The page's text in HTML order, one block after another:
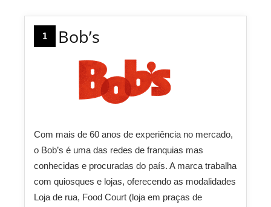
1 Bob’s
Com mais de 60 anos de experiência no mercado,
o Bob’s é uma das redes de franquias mas
conhecidas e procuradas do país. A marca trabalha
com quiosques e lojas, oferecendo as modalidades
Loja de rua, Food Court (loja em praças de